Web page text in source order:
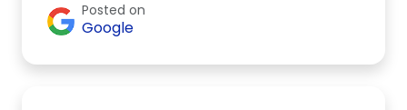
Posted on
Google